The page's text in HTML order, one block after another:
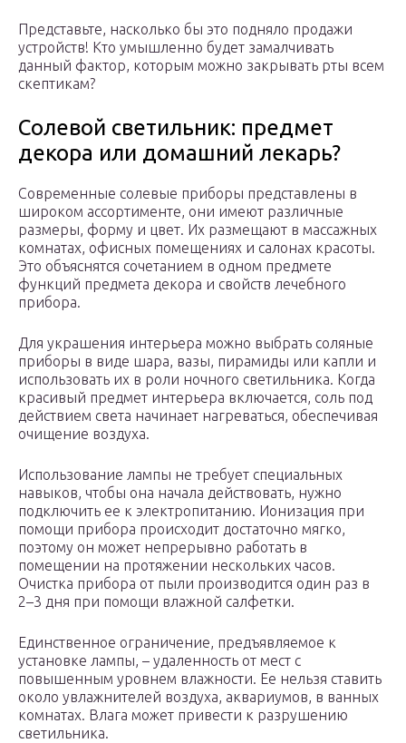
Представьте, насколько бы это подняло продажи
устройств! Кто умышленно будет замалчивать
данный фактор, которым можно закрывать рты всем
скептикам?
Солевой светильник: предмет
декора или домашний лекарь?
Современные солевые приборы представлены в
широком ассортименте, они имеют различные
размеры, форму и цвет. Их размещают в массажных
комнатах, офисных помещениях и салонах красоты.
Это объяснятся сочетанием в одном предмете
функций предмета декора и свойств лечебного
прибора.
Для украшения интерьера можно выбрать соляные
приборы в виде шара, вазы, пирамиды или капли и
использовать их в роли ночного светильника. Когда
красивый предмет интерьера включается, соль под
действием света начинает нагреваться, обеспечивая
очищение воздуха.
Использование лампы не требует специальных
навыков, чтобы она начала действовать, нужно
подключить ее к электропитанию. Ионизация при
помощи прибора происходит достаточно мягко,
поэтому он может непрерывно работать в
помещении на протяжении нескольких часов.
Очистка прибора от пыли производится один раз в
2–3 дня при помощи влажной салфетки.
Единственное ограничение, предъявляемое к
установке лампы, – удаленность от мест с
повышенным уровнем влажности. Ее нельзя ставить
около увлажнителей воздуха, аквариумов, в ванных
комнатах. Влага может привести к разрушению
светильника.